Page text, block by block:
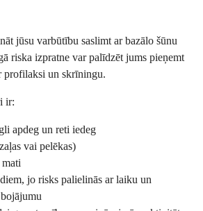
jūsu varbūtību saslimt ar bazālo šūnu
riska izpratne var palīdzēt jums pieņemt
profilaksi un skrīningu.
ir:
apdeg un reti iedeg
vai pelēkas)
jo risks palielinās ar laiku un